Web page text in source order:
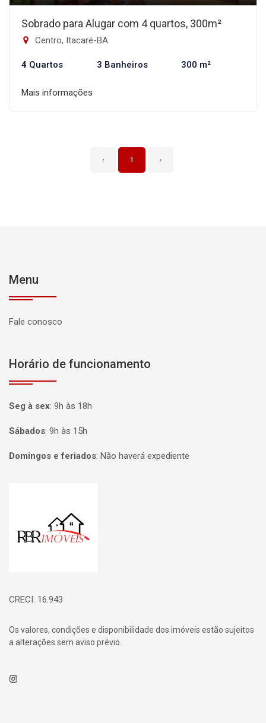
Sobrado para Alugar com 4 quartos, 300m²
Centro, Itacaré-BA
4 Quartos 3 Banheiros 300 m²
Mais informações
‹ 1 ›
Menu
Fale conosco
Horário de funcionamento
Seg à sex: 9h às 18h
Sábados: 9h às 15h
Domingos e feriados: Não haverá expediente
CRECI: 16.943
Os valores, condições e disponibilidade dos imóveis estão sujeitos
a alterações sem aviso prévio.
Instagram